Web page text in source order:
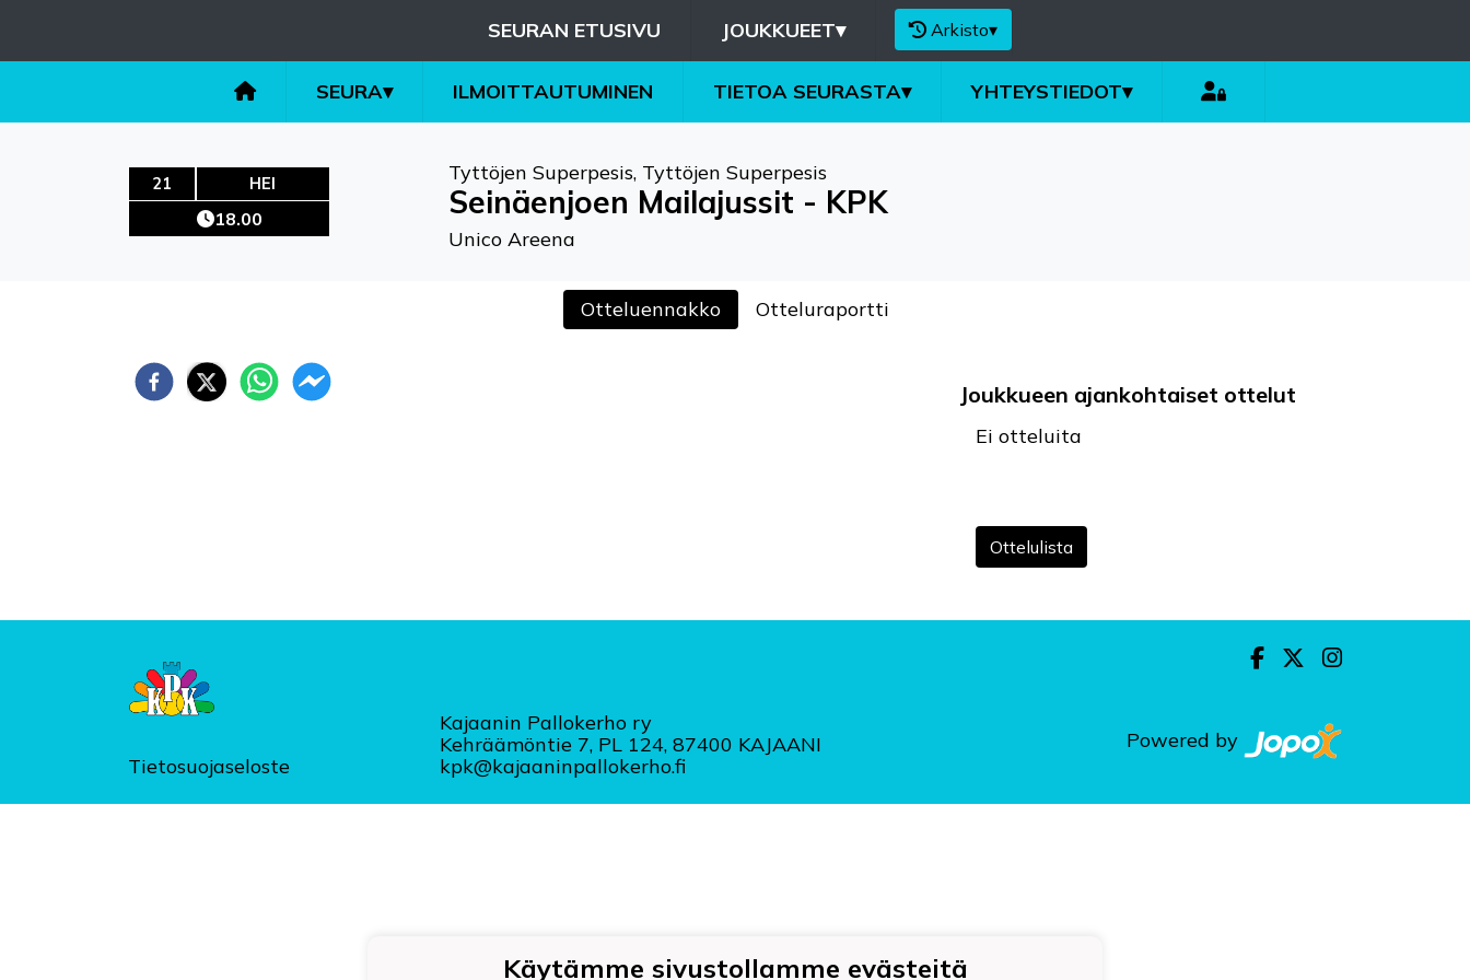
SEURAN ETUSIVU JOUKKUEET▾ Arkisto▾
SEURA▾ ILMOITTAUTUMINEN TIETOA SEURASTA▾ YHTEYSTIEDOT▾
21 HEI
18.00
Tyttöjen Superpesis, Tyttöjen Superpesis
Seinäenjoen Mailajussit - KPK
Unico Areena
Otteluennakko Otteluraportti
Joukkueen ajankohtaiset ottelut
Ei otteluita
Ottelulista
Tietosuojaseloste
Kajaanin Pallokerho ry
Kehräämöntie 7, PL 124, 87400 KAJAANI
kpk@kajaaninpallokerho.fi
Powered by
Käytämme sivustollamme evästeitä